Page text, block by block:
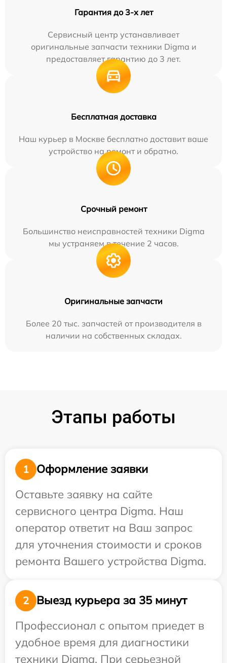
Гарантия до 3-х лет
Сервисный центр устанавливает
оригинальные запчасти техники Digma и
предоставляет гарантию до 3 лет.
Бесплатная доставка
Наш курьер в Москве бесплатно доставит ваше
устройство на ремонт и обратно.
Срочный ремонт
Большинство неисправностей техники Digma
мы устраняем в течение 2 часов.
Оригинальные запчасти
Более 20 тыс. запчастей от производителя в
наличии на собственных складах.
Этапы работы
1
Оформление заявки
Оставьте заявку на сайте
сервисного центра Digma. Наш
оператор ответит на Ваш запрос
для уточнения стоимости и сроков
ремонта Вашего устройства Digma.
2
Выезд курьера за 35 минут
Профессионал с опытом приедет в
удобное время для диагностики
техники Digma. При серьезной